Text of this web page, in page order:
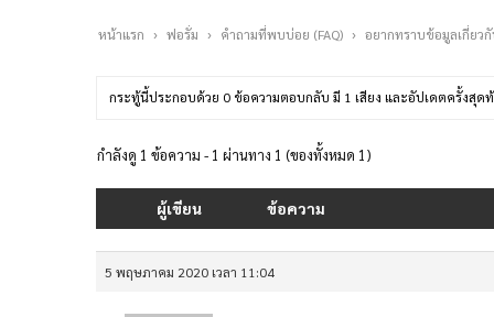
หน้าแรก › ฟอรั่ม › คำถามที่พบบ่อย (FAQ) › อยากทราบข้อมูลเกี่ยว
กระทู้นี้ประกอบด้วย 0 ข้อความตอบกลับ มี 1 เสียง และอัปเดตครั้งสุด
กำลังดู 1 ข้อความ - 1 ผ่านทาง 1 (ของทั้งหมด 1)
ผู้เขียน ข้อความ
5 พฤษภาคม 2020 เวลา 11:04